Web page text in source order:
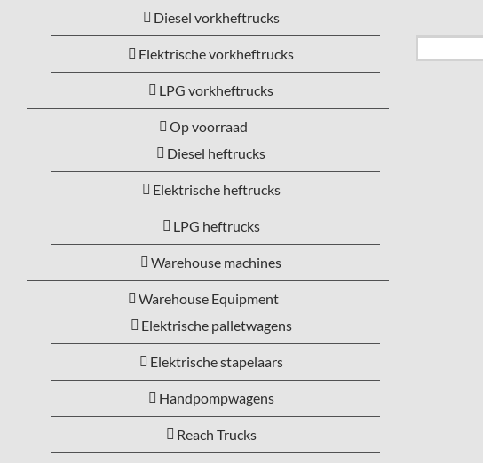
Diesel vorkheftrucks
Elektrische vorkheftrucks
LPG vorkheftrucks
Op voorraad
Diesel heftrucks
Elektrische heftrucks
LPG heftrucks
Warehouse machines
Warehouse Equipment
Elektrische palletwagens
Elektrische stapelaars
Handpompwagens
Reach Trucks